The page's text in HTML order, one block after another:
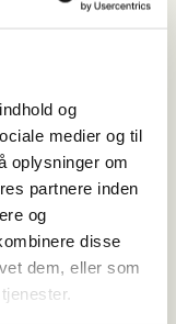
og
medier og til
oplysninger om
partnere inden
og
disse
dem, eller som
u. 18 år.